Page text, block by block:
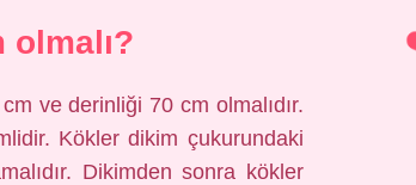
ve derinliği 70 cm olmalıdır.
Kökler dikim çukurundaki
Dikimden sonra kökler